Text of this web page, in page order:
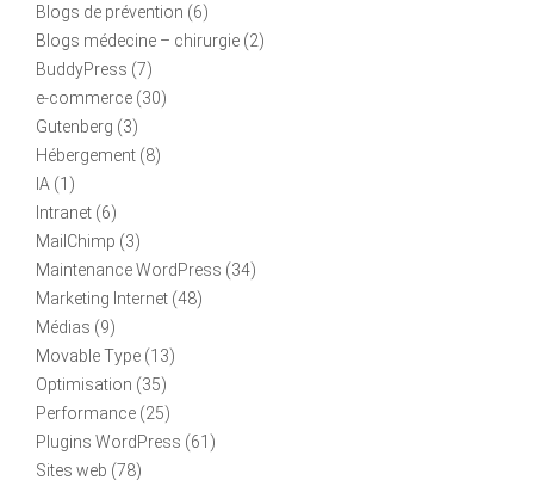
Blogs de prévention (6)
Blogs médecine – chirurgie (2)
BuddyPress (7)
e-commerce (30)
Gutenberg (3)
Hébergement (8)
IA (1)
Intranet (6)
MailChimp (3)
Maintenance WordPress (34)
Marketing Internet (48)
Médias (9)
Movable Type (13)
Optimisation (35)
Performance (25)
Plugins WordPress (61)
Sites web (78)